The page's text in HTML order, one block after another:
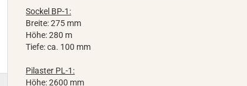
Sockel BP-1:
Breite: 275 mm
Höhe: 280 m
Tiefe: ca. 100 mm
Pilaster PL-1:
Höhe: 2600 mm